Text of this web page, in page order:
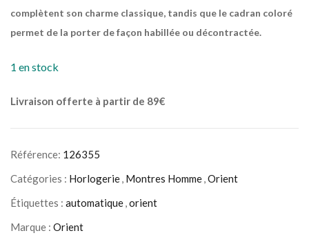
complètent son charme classique, tandis que le cadran coloré
permet de la porter de façon habillée ou décontractée.
1 en stock
Livraison offerte à partir de 89€
Référence: 126355
Catégories : Horlogerie, Montres Homme,Orient
Étiquettes : automatique,orient
Marque : Orient